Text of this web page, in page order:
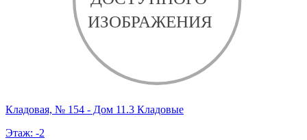
Кладовая, № 154 - Дом 11.3 Кладовые
Этаж: -2